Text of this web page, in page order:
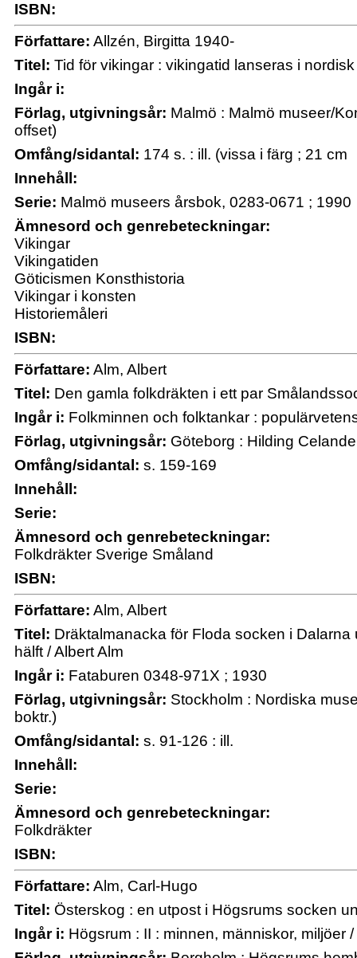
ISBN:
Författare: Allzén, Birgitta 1940-
Titel: Tid för vikingar : vikingatid lanseras i
Ingår i:
Förlag, utgivningsår: Malmö : Malmö museer/
offset)
Omfång/sidantal: 174 s. : ill. (vissa i färg ; 21 cm
Innehåll:
Serie: Malmö museers årsbok, 0283-0671 ; 1990
Ämnesord och genrebeteckningar:
Vikingar
Vikingatiden
Göticismen Konsthistoria
Vikingar i konsten
Historiemåleri
ISBN:
Författare: Alm, Albert
Titel: Den gamla folkdräkten i ett par
Ingår i: Folkminnen och folktankar :
Förlag, utgivningsår: Göteborg : Hilding
Omfång/sidantal: s. 159-169
Innehåll:
Serie:
Ämnesord och genrebeteckningar:
Folkdräkter Sverige Småland
ISBN:
Författare: Alm, Albert
Titel: Dräktalmanacka för Floda socken i
hälft / Albert Alm
Ingår i: Fataburen 0348-971X ; 1930
Förlag, utgivningsår: Stockholm : Nordiska
boktr.)
Omfång/sidantal: s. 91-126 : ill.
Innehåll:
Serie:
Ämnesord och genrebeteckningar:
Folkdräkter
ISBN:
Författare: Alm, Carl-Hugo
Titel: Österskog : en utpost i Högsrums socken
Ingår i: Högsrum : II : minnen, människor, miljöer